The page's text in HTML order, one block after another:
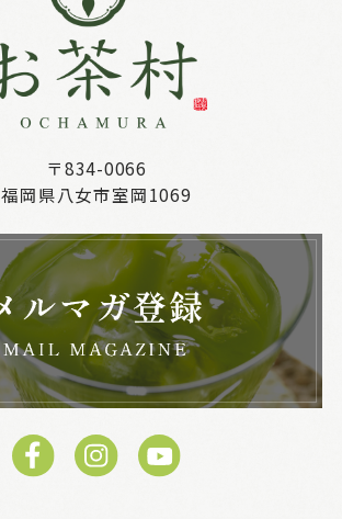
〒834-0066
福岡県八女市室岡1069